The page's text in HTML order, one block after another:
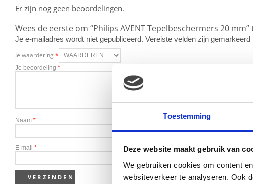
Toestemming
Deze website maakt gebruik van
We gebruiken cookies om content
websiteverkeer te analyseren. Ook
Er zijn nog geen beoordelingen.
Wees de eerste om “Philips AVENT Tepelbeschermers 20
Je e-mailadres wordt niet gepubliceerd. Vereiste velden zijn gemarkeerd
Je waardering *
Je beoordeling *
Naam *
E-mail *